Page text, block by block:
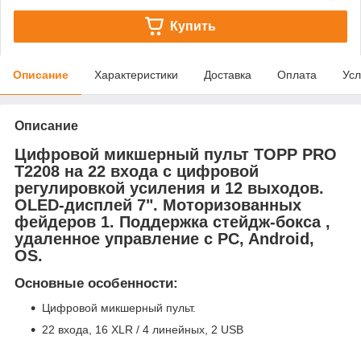
Купить
Описание Характеристики Доставка Оплата
Описание
Цифровой микшерный пульт TOPP PRO
T2208 на 22 входа с цифровой
регулировкой усиления и 12 выходов.
OLED-дисплей 7". Моторизованных
фейдеров 1. Поддержка стейдж-бокса ,
удаленное управление с PC, Android,
OS.
Основные особенности:
Цифровой микшерный пульт.
22 входа, 16 XLR / 4 линейных, 2 USB